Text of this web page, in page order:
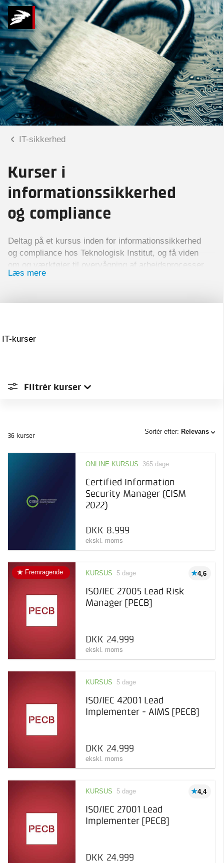
IT-sikkerhed
Kurser i
informationssikkerhed
og compliance
Deltag på et kursus inden for informationssikkerhed
og compliance hos Teknologisk Institut, og få viden
om og værktøjer til overvågning af arbejdsprocesser
og/eller specifikke områder.
imagetab minimeres.
Læs mere
IT-kurser
Filtrér kurser
Taastrup
Type
specifikt emne
Online kursus
tages, når det passer dig
inden for et specifikt emne
Afholdelsesgaranti
Sortér efter: Relevans
36 kurser
ONLINE KURSUS 365 dage
Certified Information
Security Manager (CISM
2022)
DKK 8.999
ekskl. moms
Fremragende 4,6
KURSUS 5 dage
ISO/IEC 27005 Lead Risk
Manager [PECB]
DKK 24.999
ekskl. moms
KURSUS 5 dage
ISO/IEC 42001 Lead
Implementer - AIMS [PECB]
DKK 24.999
ekskl. moms
4,4
KURSUS 5 dage
ISO/IEC 27001 Lead
Implementer [PECB]
DKK 24.999